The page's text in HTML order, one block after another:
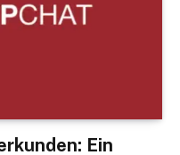
Ein